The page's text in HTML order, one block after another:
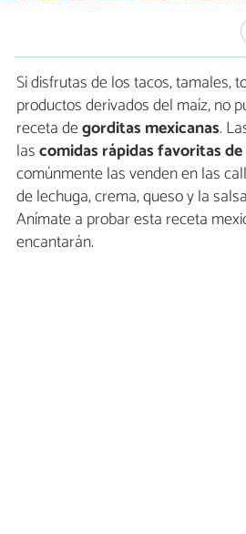
Si disfrutas de los tacos, tamales,
productos derivados del maíz, no
receta degorditas mexicanas.
lascomidas rápidas favoritas
comúnmente las venden en las
de lechuga, crema, queso y la
Anímate a probar esta receta
encantarán.